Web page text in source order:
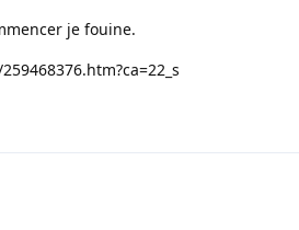
je fouine.